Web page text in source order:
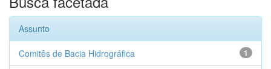
Assunto
1
Comitês de Bacia Hidrográfica